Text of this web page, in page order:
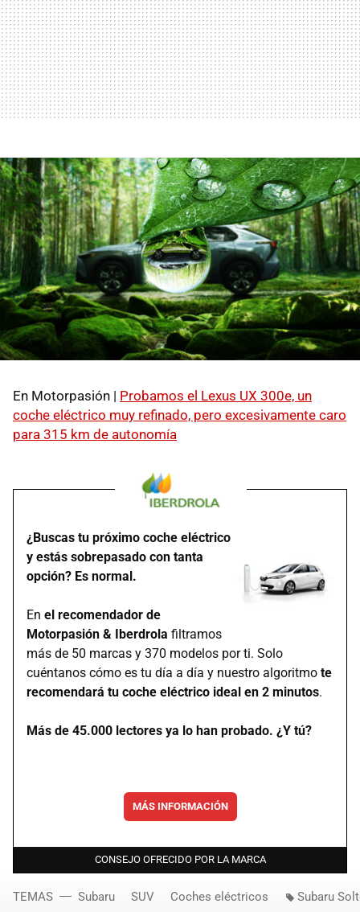
En Motorpasión | Probamos el Lexus UX 300e, un
coche eléctrico muy refinado, pero excesivamente caro
para 315 km de autonomía
¿Buscas tu próximo coche eléctrico
y estás sobrepasado con tanta
opción? Es normal.
En el recomendador de
Motorpasión & Iberdrola filtramos
más de 50 marcas y 370 modelos por ti. Solo
cuéntanos cómo es tu día a día y nuestro algoritmo te
recomendará tu coche eléctrico ideal en 2 minutos.
Más de 45.000 lectores ya lo han probado. ¿Y tú?
MÁS INFORMACIÓN
CONSEJO OFRECIDO POR LA MARCA
TEMAS Subaru SUV Coches eléctricos Subaru